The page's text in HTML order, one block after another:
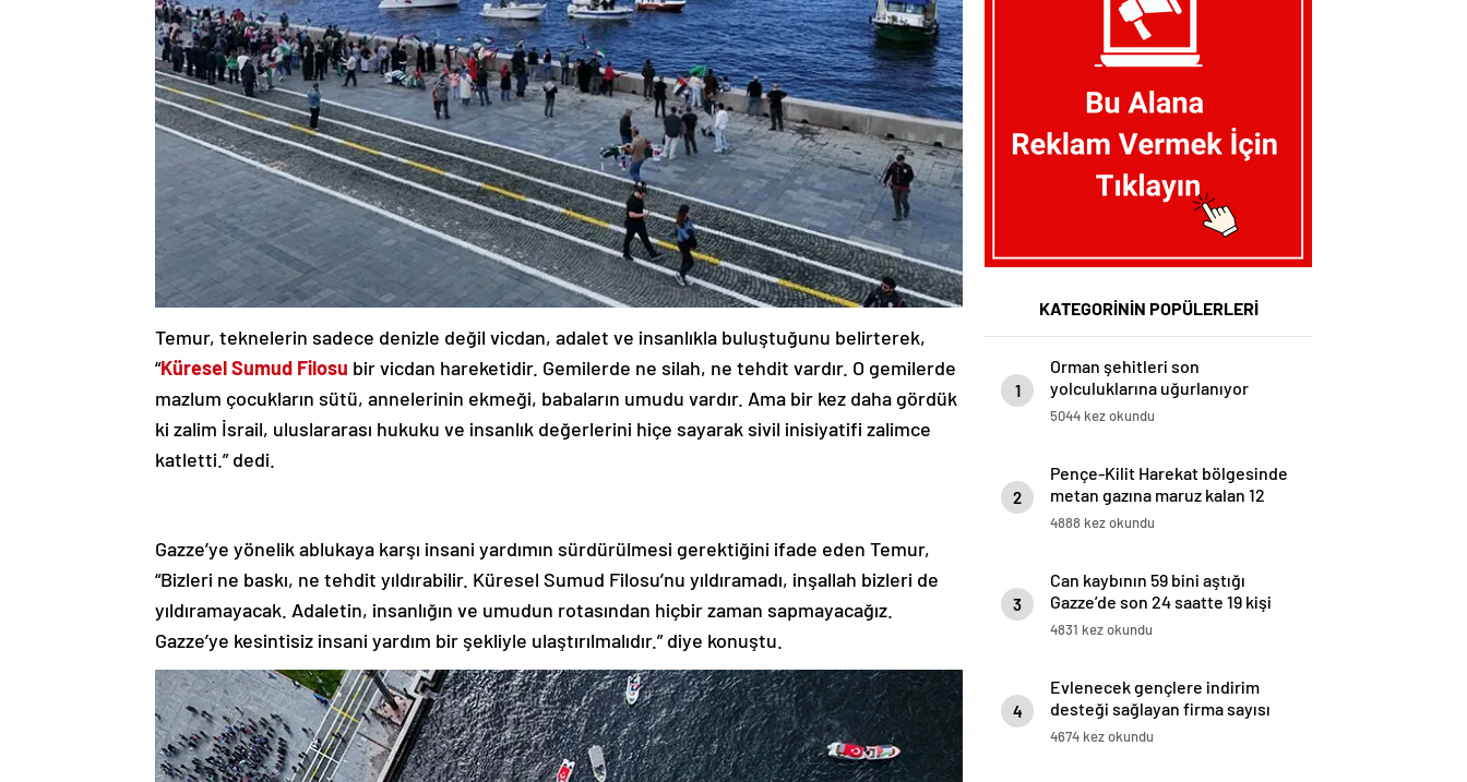
Temur, teknelerin sadece denizle değil vicdan, adalet ve insanlıkla buluştuğunu belirterek,
“Küresel Sumud Filosu bir vicdan hareketidir. Gemilerde ne silah, ne tehdit vardır. O gemilerde
mazlum çocukların sütü, annelerinin ekmeği, babaların umudu vardır. Ama bir kez daha gördük
ki zalim İsrail, uluslararası hukuku ve insanlık değerlerini hiçe sayarak sivil inisiyatifi zalimce
katletti.” dedi.
Gazze’ye yönelik ablukaya karşı insani yardımın sürdürülmesi gerektiğini ifade eden Temur,
“Bizleri ne baskı, ne tehdit yıldırabilir. Küresel Sumud Filosu’nu yıldıramadı, inşallah bizleri de
yıldıramayacak. Adaletin, insanlığın ve umudun rotasından hiçbir zaman sapmayacağız.
Gazze’ye kesintisiz insani yardım bir şekliyle ulaştırılmalıdır.” diye konuştu.
KATEGORİNİN POPÜLERLERİ
1
Orman şehitleri son
yolculuklarına uğurlanıyor
5044 kez okundu
2
Pençe-Kilit Harekat bölgesinde
metan gazına maruz kalan 12
asker şehit oldu
4888 kez okundu
3
Can kaybının 59 bini aştığı
Gazze’de son 24 saatte 19 kişi
açlıktan hayatını kaybetti
4831 kez okundu
4
Evlenecek gençlere indirim
desteği sağlayan firma sayısı
artıyor
4674 kez okundu